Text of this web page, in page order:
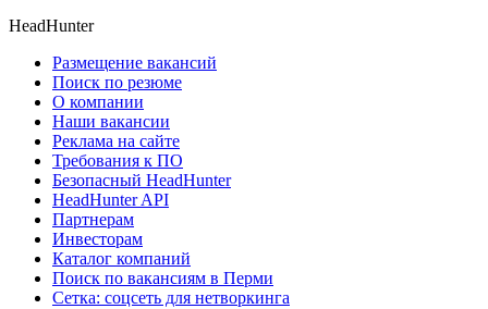
HeadHunter
Размещение вакансий
Поиск по резюме
О компании
Наши вакансии
Реклама на сайте
Требования к ПО
Безопасный HeadHunter
HeadHunter API
Партнерам
Инвесторам
Каталог компаний
Поиск по вакансиям в Перми
Сетка: соцсеть для нетворкинга